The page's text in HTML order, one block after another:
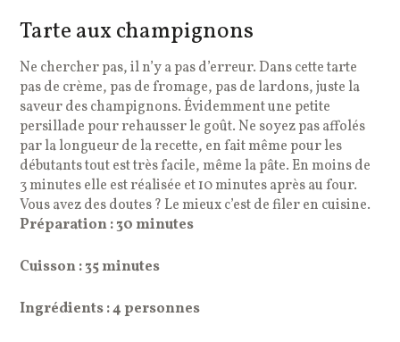
Tarte aux champignons
Ne chercher pas, il n’y a pas d’erreur. Dans cette tarte
pas de crème, pas de fromage, pas de lardons, juste la
saveur des champignons. Évidemment une petite
persillade pour rehausser le goût. Ne soyez pas affolés
par la longueur de la recette, en fait même pour les
débutants tout est très facile, même la pâte. En moins de
3 minutes elle est réalisée et 10 minutes après au four.
Vous avez des doutes ? Le mieux c’est de filer en cuisine.
Préparation : 30 minutes
Cuisson : 35 minutes
Ingrédients : 4 personnes